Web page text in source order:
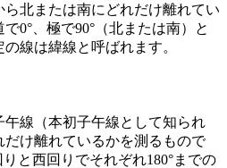
北または南にどれだけ離れてい
0°、極で90°（北または南）と
線は緯線と呼ばれます。
線（本初子午線として知られ
け離れているかを測るもので
と西回りでそれぞれ180°までの